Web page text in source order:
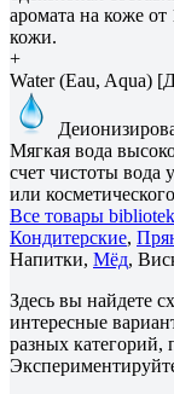
аромата на коже от
кожи.
+
Water (Eau, Aqua)
Мягкая вода
счет чистоты вода
или
Все товары
Кондитерские,
Напитки, Мёд,
Здесь вы найдете
интересные
разных категорий,